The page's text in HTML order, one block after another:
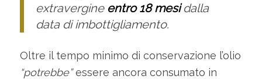
extravergine entro 18 mesidalla
data di imbottigliamento.
Oltre il tempo minimo di conservazione l’olio
“potrebbe”essere ancora consumato in